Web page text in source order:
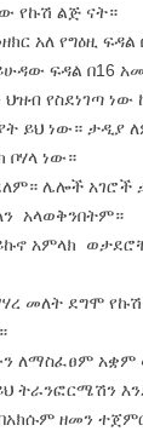
የኩሽ ልጅ ናት።
አለ የግዕዚ ፍዳል
ፍዳል በ16
የስደነገጣ ነው
ይህ ነው። ታዲያ
ቦሃላ ነው።
ሌሎች አገሮች
አላወቅንበትም።
አምላክ
መለት ደግሞ
ለማስፈፀም አቋም
ትራንፎርሜሽን
ዘመን